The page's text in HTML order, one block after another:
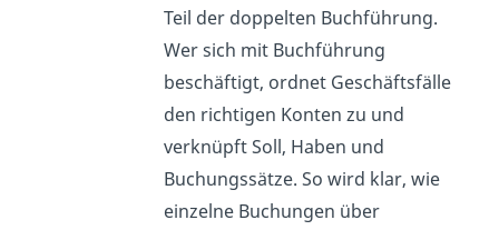
Teil der doppelten Buchführung.
Wer sich mit Buchführung
beschäftigt, ordnet Geschäftsfälle
den richtigen Konten zu und
verknüpft Soll, Haben und
Buchungssätze. So wird klar, wie
einzelne Buchungen über